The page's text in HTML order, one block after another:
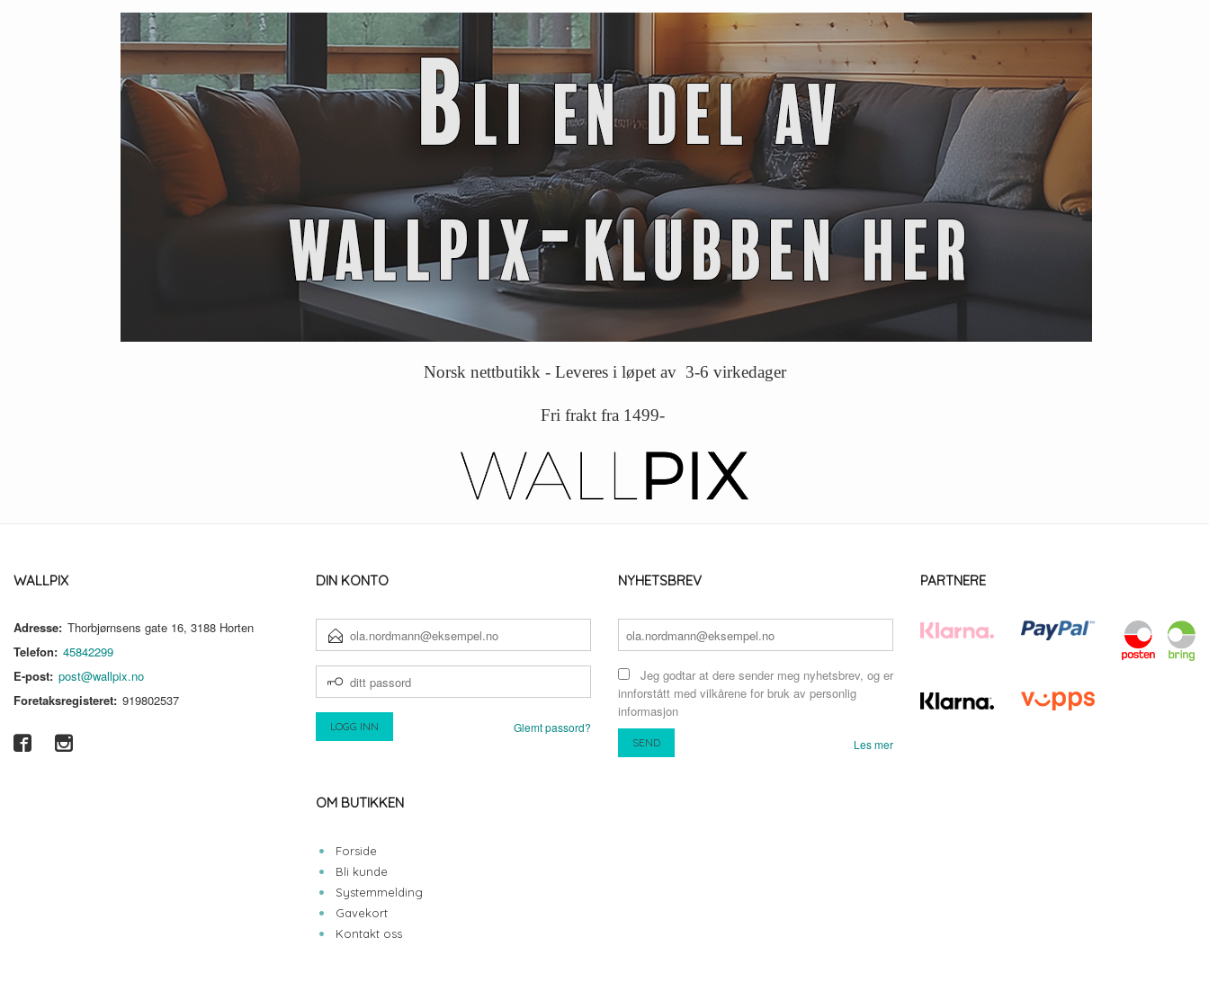
Norsk nettbutikk - Leveres i løpet av 3-6 virkedager
Fri frakt fra 1499-
WALLPIX
Adresse: Thorbjørnsens gate 16, 3188 Horten
Telefon: 45842299
E-post: post@wallpix.no
Foretaksregisteret: 919802537
DIN KONTO
POSTADRESSE
PASSORD
Glemt passord?
OM BUTIKKEN
Forside
Bli kunde
Systemmelding
Gavekort
Kontakt oss
NYHETSBREV
Jeg godtar at dere sender meg nyhetsbrev, og er
innforstått med vilkårene for bruk av personlig
informasjon
Les mer
PARTNERE